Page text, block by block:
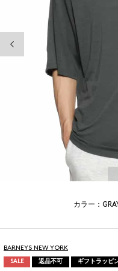
カラー：
BARNEYS NEW YORK
SALE 返品不可 ギフトラッピ